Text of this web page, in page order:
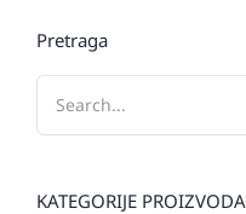
Pretraga
KATEGORIJE PROIZVODA